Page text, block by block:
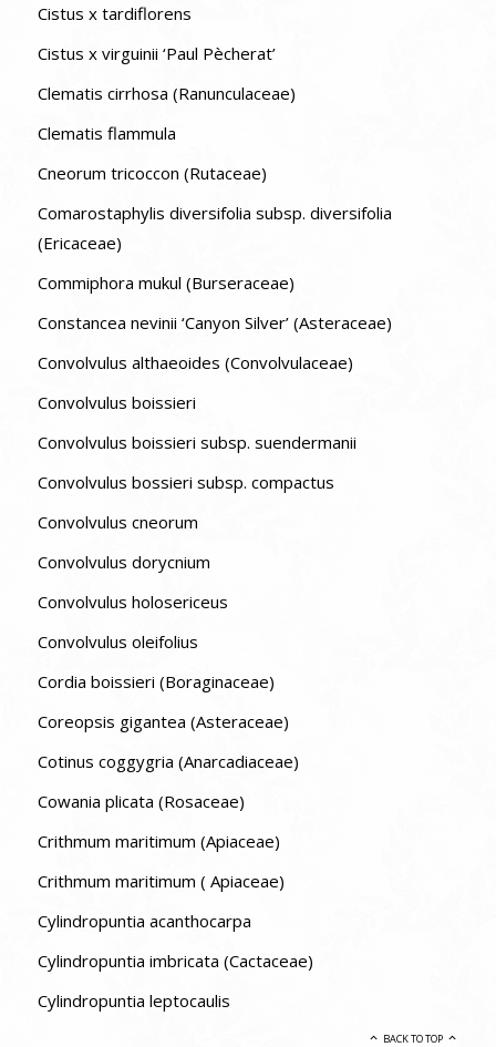
Cistus x tardiflorens
Cistus x virguinii ‘Paul Pècherat’
Clematis cirrhosa (Ranunculaceae)
Clematis flammula
Cneorum tricoccon (Rutaceae)
Comarostaphylis diversifolia subsp. diversifolia
(Ericaceae)
Commiphora mukul (Burseraceae)
Constancea nevinii ‘Canyon Silver’ (Asteraceae)
Convolvulus althaeoides (Convolvulaceae)
Convolvulus boissieri
Convolvulus boissieri subsp. suendermanii
Convolvulus bossieri subsp. compactus
Convolvulus cneorum
Convolvulus dorycnium
Convolvulus holosericeus
Convolvulus oleifolius
Cordia boissieri (Boraginaceae)
Coreopsis gigantea (Asteraceae)
Cotinus coggygria (Anarcadiaceae)
Cowania plicata (Rosaceae)
Crithmum maritimum (Apiaceae)
Crithmum maritimum ( Apiaceae)
Cylindropuntia acanthocarpa
Cylindropuntia imbricata (Cactaceae)
Cylindropuntia leptocaulis
BACK TO TOP